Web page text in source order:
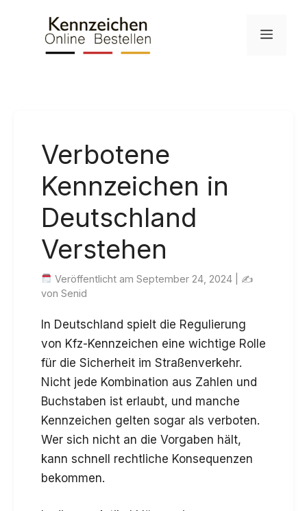
Menu
Verbotene
Kennzeichen in
Deutschland
Verstehen
Veröffentlicht am September 24, 2024 | ✍
von Senid
In Deutschland spielt die Regulierung
von Kfz-Kennzeichen eine wichtige Rolle
für die Sicherheit im Straßenverkehr.
Nicht jede Kombination aus Zahlen und
Buchstaben ist erlaubt, und manche
Kennzeichen gelten sogar als verboten.
Wer sich nicht an die Vorgaben hält,
kann schnell rechtliche Konsequenzen
bekommen.